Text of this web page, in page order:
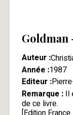
Auteur :
Année :1987
Editeur :
Remarque : Il
de ce livre.